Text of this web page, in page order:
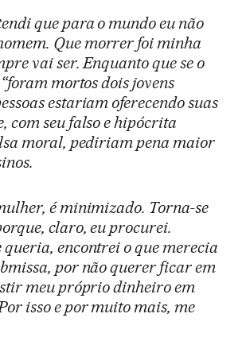
que para o mundo eu não
Que morrer foi minha
vai ser. Enquanto que se o
“foram mortos dois jovens
estariam oferecendo suas
com seu falso e hipócrita
moral, pediriam pena maior
é minimizado. Torna-se
claro, eu procurei.
queria, encontrei o que merecia
por não querer ficar em
meu próprio dinheiro em
isso e por muito mais, me